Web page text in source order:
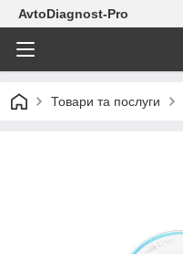
AvtoDiagnost-Pro
Товари та послуги